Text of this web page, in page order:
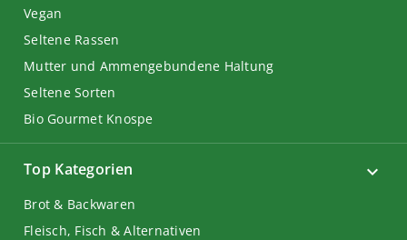
Top Kategorien
Brot & Backwaren
Fleisch, Fisch & Alternativen
Vegan
Seltene Rassen
Mutter und Ammengebundene Haltung
Seltene Sorten
Bio Gourmet Knospe